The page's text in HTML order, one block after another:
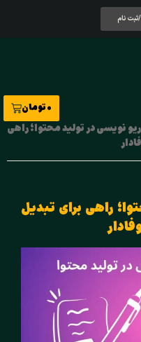
نام
0تومان
نویسی در تولید محتوا؛ راهی
راهی برای تبدیل